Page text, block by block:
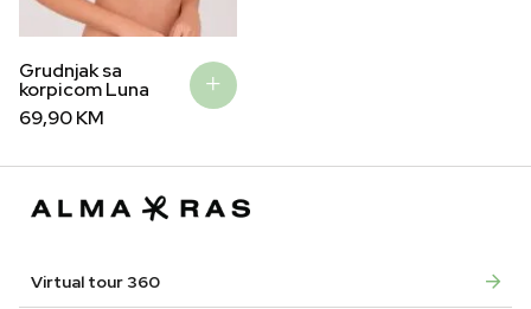
Grudnjak sa
korpicom Luna
69,90KM
Virtual tour 360